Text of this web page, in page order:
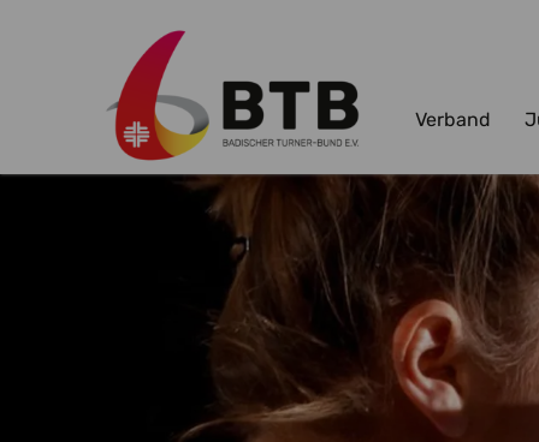
Zum Hauptinhalt springen
Verband